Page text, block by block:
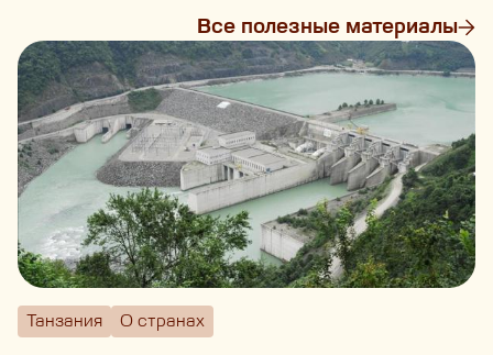
Все полезные материалы
Танзания О странах